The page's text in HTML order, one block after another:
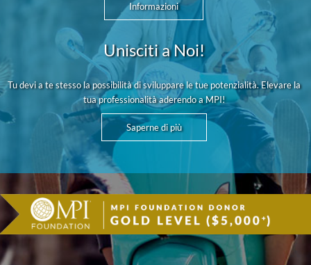
Informazioni
Unisciti a Noi!
Tu devi a te stesso la possibilità di sviluppare le tue potenzialità. Elevare la
tua professionalità aderendo a MPI!
Saperne di più